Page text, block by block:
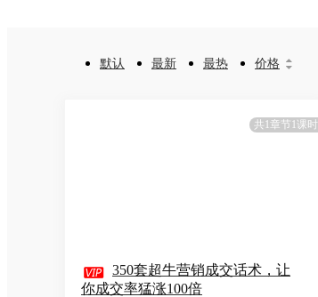
默认 最新 最热 价格 

共1章节1课时
 350套超牛营销成交话术，让
你成交率猛涨100倍